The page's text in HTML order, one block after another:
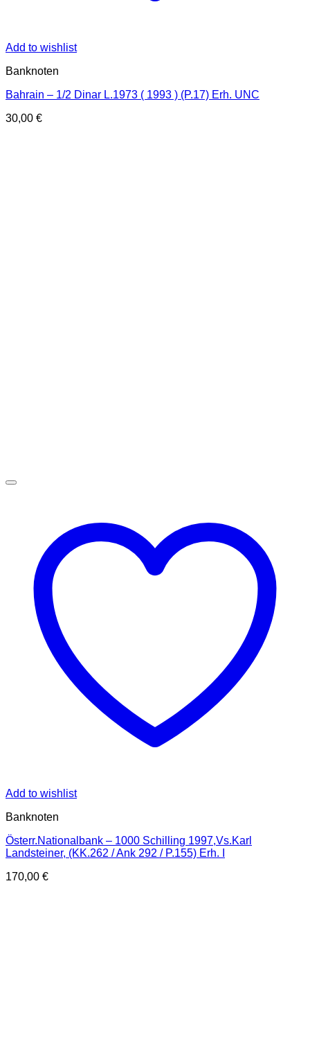
Add to wishlist
Banknoten
Bahrain – 1/2 Dinar L.1973 ( 1993 ) (P.17) Erh. UNC
30,00 €
Add to wishlist
Banknoten
Österr.Nationalbank – 1000 Schilling 1997,Vs.Karl
Landsteiner, (KK.262 / Ank 292 / P.155) Erh. I
170,00 €